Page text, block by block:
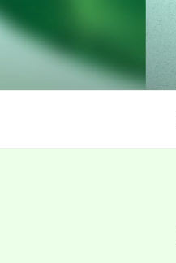
Zum
Inhalt
springen